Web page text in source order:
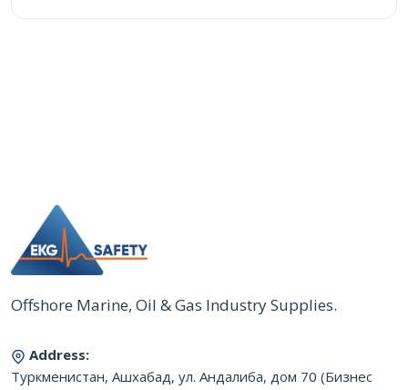
Offshore Marine, Oil & Gas Industry Supplies.
Address:
Туркменистан, Ашхабад, ул. Андалиба, дом 70 (Бизнес